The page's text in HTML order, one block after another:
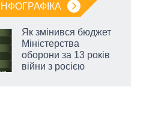
ІНФОГРАФІКА
Як змінився бюджет
Міністерства
оборони за 13 років
війни з росією